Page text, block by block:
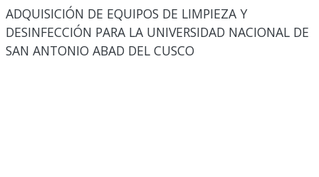
ADQUISICIÓN DE EQUIPOS DE LIMPIEZA Y
DESINFECCIÓN PARA LA UNIVERSIDAD NACIONAL DE
SAN ANTONIO ABAD DEL CUSCO